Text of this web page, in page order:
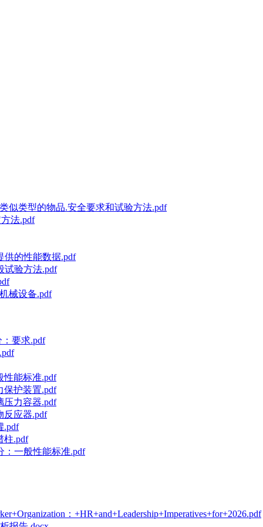
似类型的物品.安全要求和试验方法.pdf
法.pdf
供的性能数据.pdf
试验方法.pdf
械设备.pdf
：要求.pdf
性能标准.pdf
保护装置.pdf
压力容器.pdf
反应器.pdf
.pdf
柱.pdf
：一般性能标准.pdf
：+HR+and+Leadership+Imperatives+for+2026.pdf